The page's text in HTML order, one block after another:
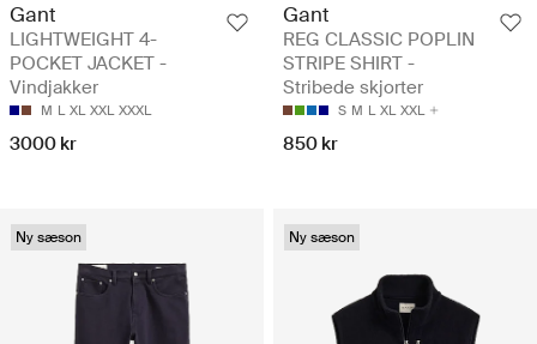
Gant
LIGHTWEIGHT 4-
POCKET JACKET -
Vindjakker
M L XL XXL XXXL
3000 kr
Gant
REG CLASSIC POPLIN
STRIPE SHIRT -
Stribede skjorter
S M L XL XXL
850 kr
Ny sæson Ny sæson